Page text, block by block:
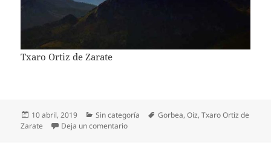
Txaro Ortiz de Zarate
Publicado
el
10 abril, 2019 Categorías
Sin categoría Etiquetas
Gorbea,Oiz,Txaro Ortiz de
Zarate
Deja un comentarioen Gorbeia nevado desde el monte Oiz